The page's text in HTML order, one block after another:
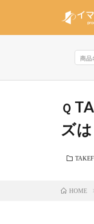
ズは
HOME